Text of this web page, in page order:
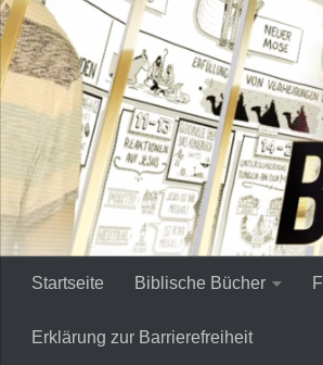
Startseite Biblische Bücher
Erklärung zur Barrierefreiheit